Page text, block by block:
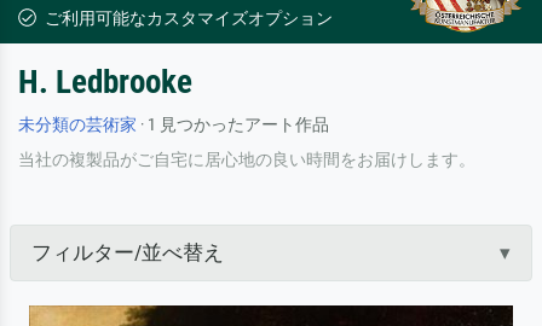
ご利用可能なカスタマイズオプション
H. Ledbrooke
未分類の芸術家 · 1 見つかったアート作品
当社の複製品がご自宅に居心地の良い時間をお届けします。
フィルター/並べ替え